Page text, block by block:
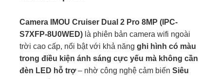
Chuẩn bảo vệ
IP66 – chống nước, chống bụi
Bộ nhớ lưu trữ Hỗ trợ thẻ nhớ MicroSD
2 năm chính hãng toàn quốc
Camera IMOU Cruiser Dual 2 Pro 8MP (IPC-
S7XFP-8U0WED) là phiên bản camera wifi ngoài
trời cao cấp, nổi bật với khả năng ghi hình có màu
trong điều kiện ánh sáng cực yếu mà không cần
đèn LED hỗ trợ– nhờ công nghệ cảm biến Siêu